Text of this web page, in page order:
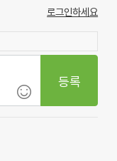
로그인하세요
등록